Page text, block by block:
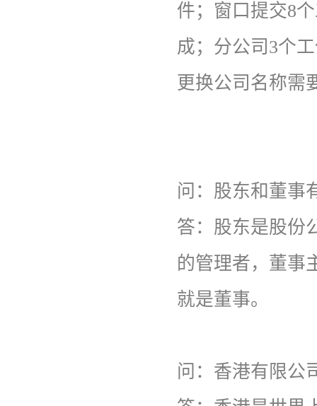
件；窗口提交8
成；分公司3个
更换公司名称需
问： 股东和董事
答： 股东是股份
的管理者，董事
就是董事。
问： 香港有限公